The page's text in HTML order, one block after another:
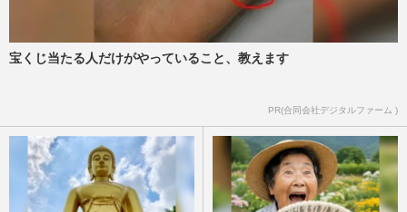
宝くじ当たる人だけがやっていること、教えます
PR(合同会社デジタルファーム )